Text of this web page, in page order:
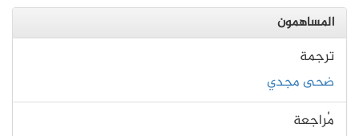
المساهمون
ترجمة
ضحى مجدي
مُراجعة